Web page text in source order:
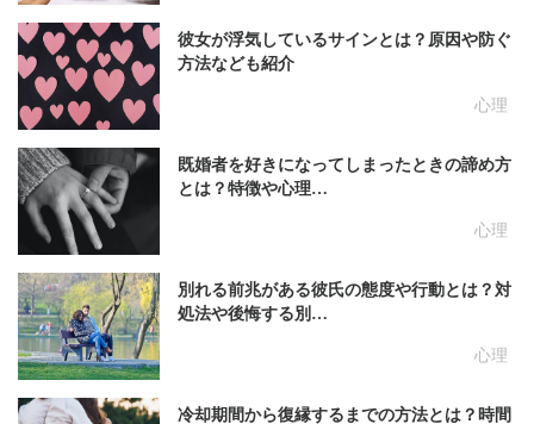
心理
彼女が浮気しているサインとは？原因や防ぐ
方法なども紹介
心理
既婚者を好きになってしまったときの諦め方
とは？特徴や心理…
心理
別れる前兆がある彼氏の態度や行動とは？対
処法や後悔する別…
冷却期間から復縁するまでの方法とは？時間